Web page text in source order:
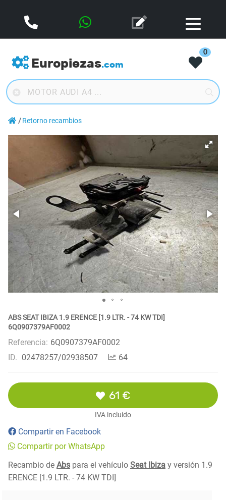
Europiezas.com
0
Retorno recambios
ABS SEAT IBIZA 1.9 ERENCE [1.9 LTR. - 74 KW TDI]
6Q0907379AF0002
Referencia: 6Q0907379AF0002
ID. 02478257/02938507 64
61 €
IVA incluido
Compartir en Facebook
Compartir por WhatsApp
Recambio de Abs para el vehículo Seat Ibiza y versión 1.9
ERENCE [1.9 LTR. - 74 KW TDI]